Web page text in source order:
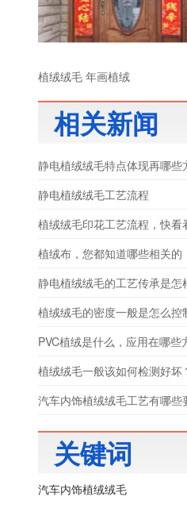
植绒绒毛 年画植绒
相关新闻
静电植绒绒毛特点体现再哪些
静电植绒绒毛工艺流程
植绒绒毛印花工艺流程，快看
植绒布，您都知道哪些相关的
静电植绒绒毛的工艺传承是怎
植绒绒毛的密度一般是怎么控
PVC植绒是什么，应用在哪些
植绒绒毛一般该如何检测好坏
汽车内饰植绒绒毛工艺有哪些
关键词
汽车内饰植绒绒毛